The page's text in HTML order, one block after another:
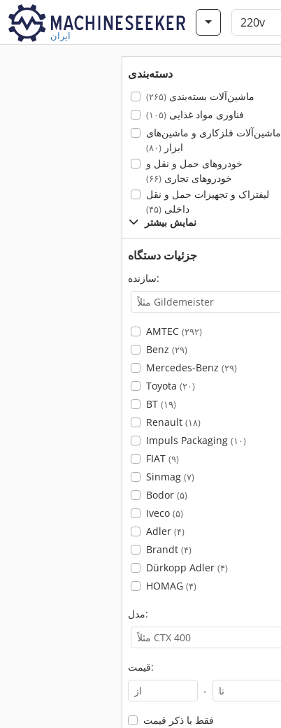
ایران
دسته‌بندی
ماشین‌آلات بسته‌بندی(۲۶۵)
فناوری مواد غذایی(۱۰۵)
ماشین‌آلات فلزکاری و ماشین‌های
ابزار(۸۰)
خودروهای حمل و نقل و
خودروهای تجاری(۶۶)
لیفتراک و تجهیزات حمل و نقل
داخلی(۴۵)
نمایش بیشتر
جزئیات دستگاه
سازنده:
AMTEC (۲۹۲)
Benz (۲۹)
Mercedes-Benz (۲۹)
Toyota (۲۰)
BT (۱۹)
Renault (۱۸)
Impuls Packaging (۱۰)
FIAT (۹)
Sinmag (۷)
Bodor (۵)
Iveco (۵)
Adler (۴)
Brandt (۴)
Dürkopp Adler (۴)
HOMAG (۴)
مدل:
قیمت:
-
فقط با ذکر قیمت